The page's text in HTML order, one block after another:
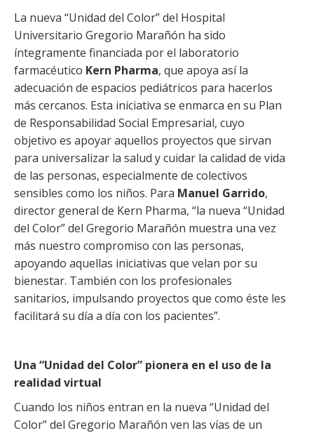
La nueva “Unidad del Color” del Hospital
Universitario Gregorio Marañón ha sido
íntegramente financiada por el laboratorio
farmacéutico Kern Pharma, que apoya así la
adecuación de espacios pediátricos para hacerlos
más cercanos. Esta iniciativa se enmarca en su Plan
de Responsabilidad Social Empresarial, cuyo
objetivo es apoyar aquellos proyectos que sirvan
para universalizar la salud y cuidar la calidad de vida
de las personas, especialmente de colectivos
sensibles como los niños. Para Manuel Garrido,
director general de Kern Pharma, “la nueva “Unidad
del Color” del Gregorio Marañón muestra una vez
más nuestro compromiso con las personas,
apoyando aquellas iniciativas que velan por su
bienestar. También con los profesionales
sanitarios, impulsando proyectos que como éste les
facilitará su día a día con los pacientes”.
Una “Unidad del Color” pionera en el uso de la
realidad virtual
Cuando los niños entran en la nueva “Unidad del
Color” del Gregorio Marañón ven las vías de un